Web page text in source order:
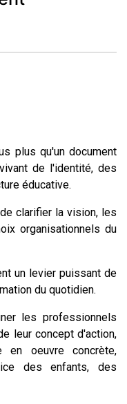
plus qu'un document
de l'identité, des
éducative.
clarifier la vision, les
organisationnels du
un levier puissant de
du quotidien.
les professionnels
leur concept d'action,
oeuvre concrète,
des enfants, des